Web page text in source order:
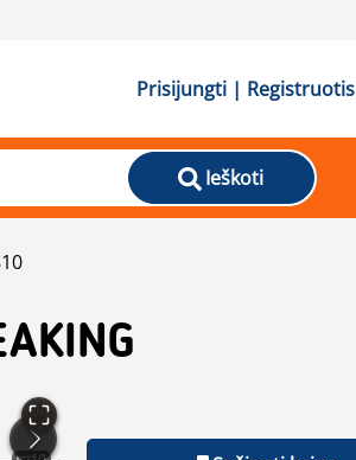
Prisijungti | Registruotis
Ieškoti